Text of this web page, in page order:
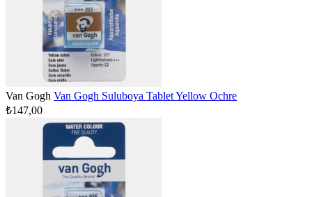
Van Gogh Van Gogh Suluboya Tablet Yellow Ochre
₺147,00